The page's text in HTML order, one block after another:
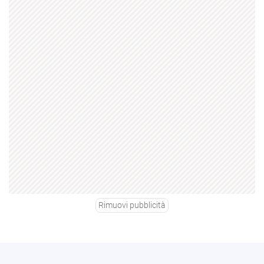
Rimuovi pubblicità